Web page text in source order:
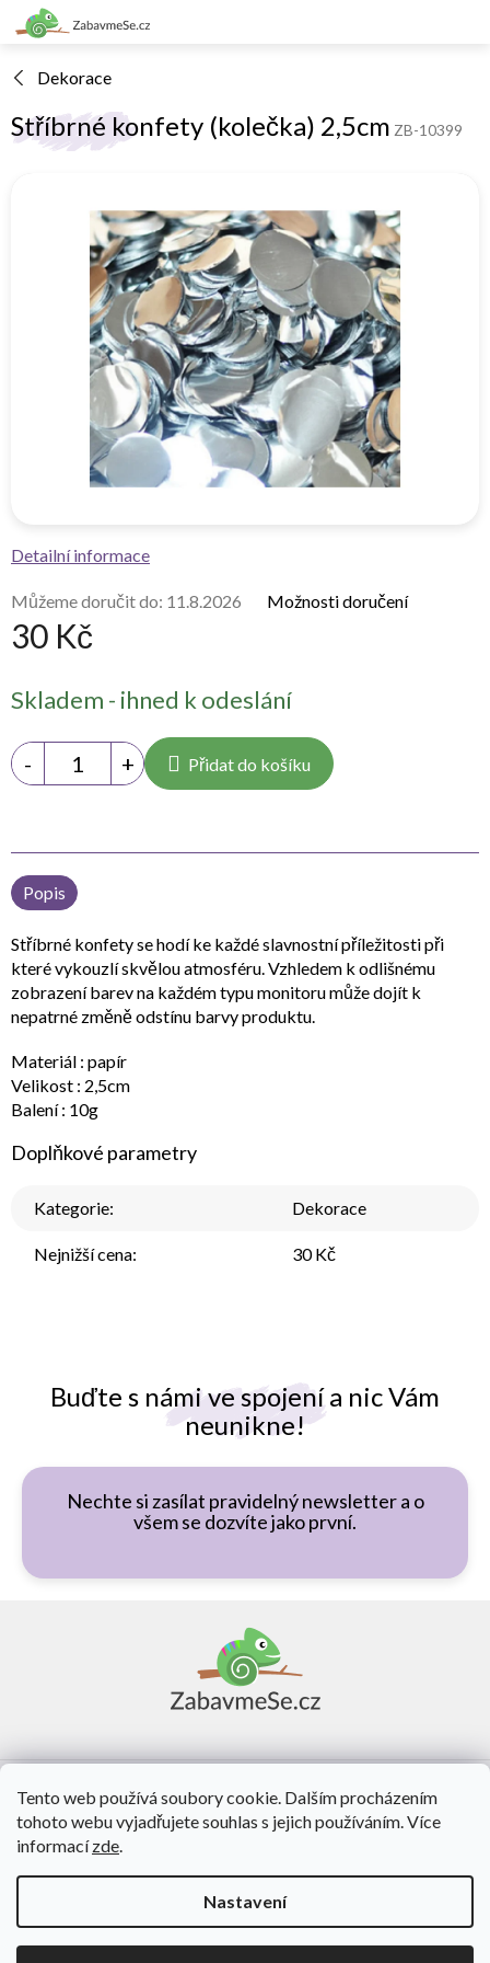
Tento web používá soubory cookie. Dalším procházením
tohoto webu vyjadřujete souhlas s jejich používáním. Více
informacízde.
Nastavení
Přejít
na
Dekorace
Stříbrné konfety (kolečka) 2,5cm ZB-10399
30 Kč
cena:
Skladem - ihned k odeslání
Můžeme doručit do: 11.8.2026 Možnosti doručení
Přidat do košíku
Detailní informace
Buďte s námi ve spojení a nic Vám
neunikne!
Nechte si zasílat pravidelný newsletter a o
všem se dozvíte jako první.
Popis
Stříbrné konfety se hodí ke každé slavnostní příležitosti při
které vykouzlí skvělou atmosféru. Vzhledem k odlišnému
zobrazení barev na každém typu monitoru může dojít k
nepatrné změně odstínu barvy produktu.
Materiál : papír
Velikost : 2,5cm
Balení : 10g
Doplňkové parametry
Kategorie: Dekorace
Nejnižší cena: 30 Kč
O nás
Vytvořil Shoptet